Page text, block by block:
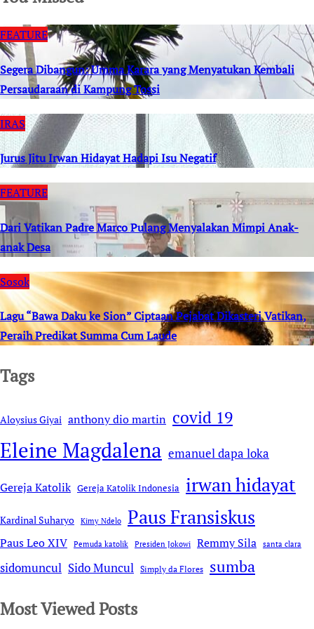
FEATURE
Segera Dibangun: Umma Karara yang Menyatukan Kembali
Persaudaraan di Kampung Tossi
IRAS
Jurus Jitu Irwan Hidayat Hadapi Isu Negatif
FEATURE
Dari Vatikan Padre Marco Pulang Menyalakan Mimpi Anak-
anak Desa
Sosok
Lagu “Bawa Daku ke Sion” Ciptaan Pejabat Dikasteri Vatikan,
Peraih Predikat Summa Cum Laude
Tags
Aloysius Giyai anthony dio martin covid 19
Eleine Magdalena emanuel dapa loka
Gereja Katolik Gereja Katolik Indonesia irwan hidayat
Kardinal Suharyo Kimy Ndelo Paus Fransiskus
Paus Leo XIV Pemuda katolik Presiden Jokowi Remmy Sila santa clara
sidomuncul Sido Muncul Simply da Flores sumba
Most Viewed Posts